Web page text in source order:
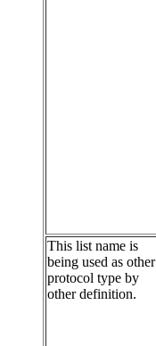
This list name is
being used as other
protocol type by
other definition.